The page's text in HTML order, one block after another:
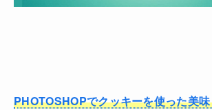
PHOTOSHOPでクッキーを使った美